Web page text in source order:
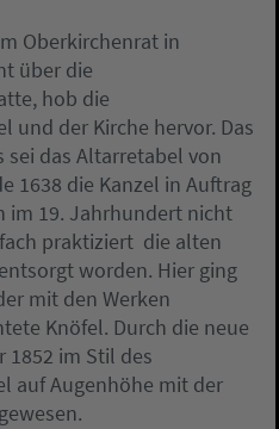
Oberkirchenrat in
über die
hob die
und der Kirche hervor. Das
sei das Altarretabel von
1638 die Kanzel in Auftrag
19. Jahrhundert nicht 
praktiziert  die alten
worden. Hier ging
mit den Werken
Knöfel. Durch die neue
1852 im Stil des
auf Augenhöhe mit der